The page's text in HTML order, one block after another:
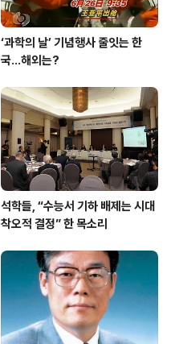
‘과학의 날’ 기념행사 줄잇는 한
국…해외는?
석학들, “수능서 기하 배제는 시대
착오적 결정” 한 목소리